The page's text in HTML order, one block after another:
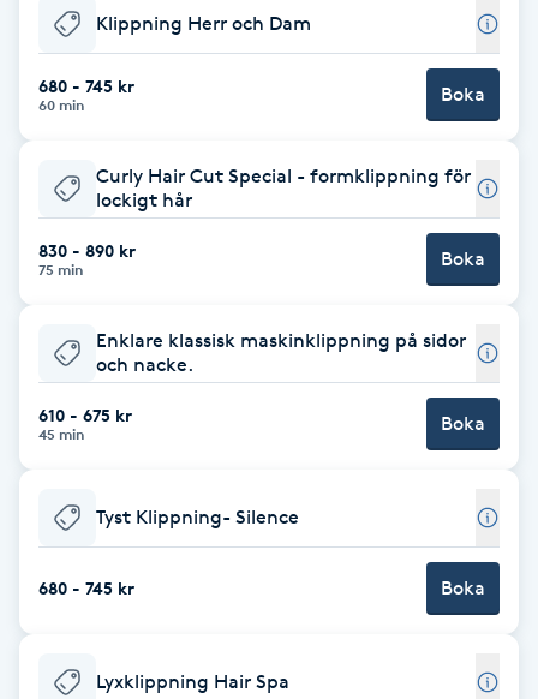
Babylights
Balayage
Bambumassage
Barber
Barnklippning
BIAB
Blowout
Bottenfärg
Brynformning
Klippning Herr och Dam
680 - 745 kr
60 min Boka
Curly Hair Cut Special - formklippning för
lockigt hår
830 - 890 kr
75 min Boka
Enklare klassisk maskinklippning på sidor
och nacke.
610 - 675 kr
45 min Boka
Tyst Klippning- Silence
680 - 745 kr Boka
Lyxklippning Hair Spa